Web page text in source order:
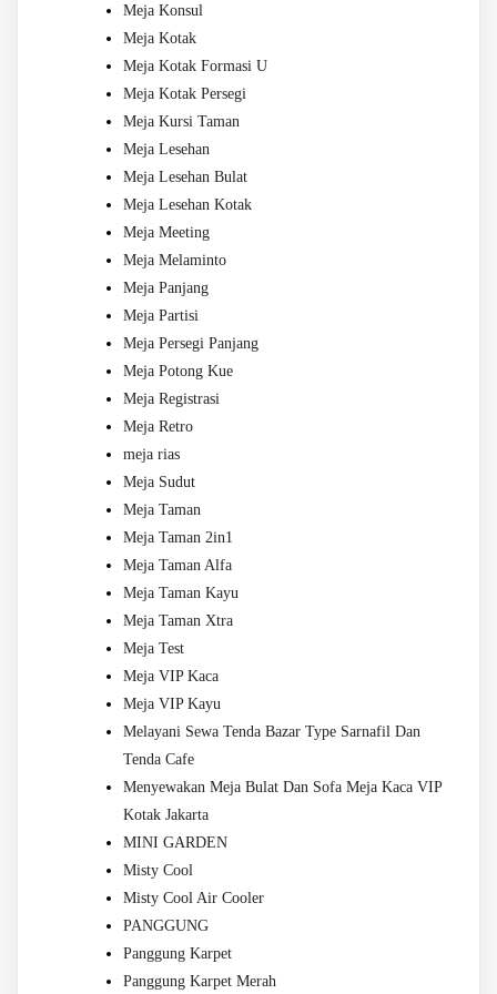
Meja Konsul
Meja Kotak
Meja Kotak Formasi U
Meja Kotak Persegi
Meja Kursi Taman
Meja Lesehan
Meja Lesehan Bulat
Meja Lesehan Kotak
Meja Meeting
Meja Melaminto
Meja Panjang
Meja Partisi
Meja Persegi Panjang
Meja Potong Kue
Meja Registrasi
Meja Retro
meja rias
Meja Sudut
Meja Taman
Meja Taman 2in1
Meja Taman Alfa
Meja Taman Kayu
Meja Taman Xtra
Meja Test
Meja VIP Kaca
Meja VIP Kayu
Melayani Sewa Tenda Bazar Type Sarnafil Dan
Tenda Cafe
Menyewakan Meja Bulat Dan Sofa Meja Kaca VIP
Kotak Jakarta
MINI GARDEN
Misty Cool
Misty Cool Air Cooler
PANGGUNG
Panggung Karpet
Panggung Karpet Merah